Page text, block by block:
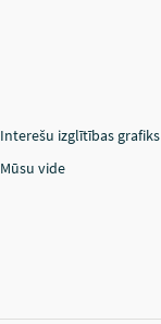
Interešu izglītības grafiks
Mūsu vide